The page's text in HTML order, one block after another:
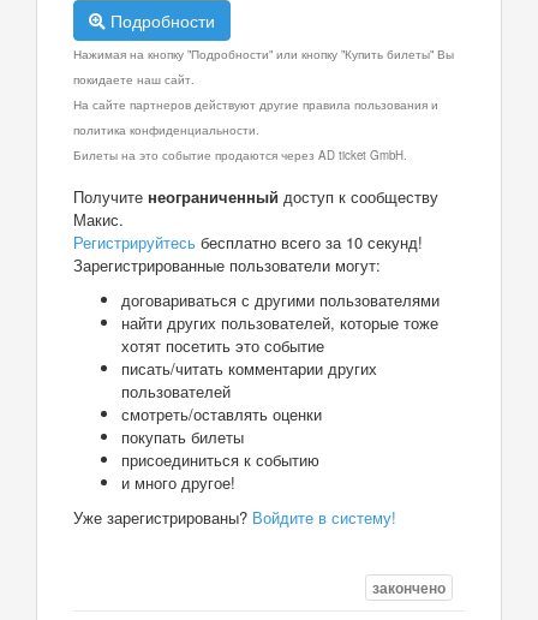
Подробности
Нажимая на кнопку "Подробности" или кнопку "Купить билеты" Вы
покидаете наш сайт.
На сайте партнеров действуют другие правила пользования и
политика конфиденциальности.
Билеты на это событие продаются через AD ticket GmbH.
Получите неограниченный доступ к сообществу
Макис.
Регистрируйтесь бесплатно всего за 10 секунд!
Зарегистрированные пользователи могут:
договариваться с другими пользователями
найти других пользователей, которые тоже
хотят посетить это событие
писать/читать комментарии других
пользователей
смотреть/оставлять оценки
покупать билеты
присоединиться к событию
и много другое!
Уже зарегистрированы? Войдите в систему!
закончено